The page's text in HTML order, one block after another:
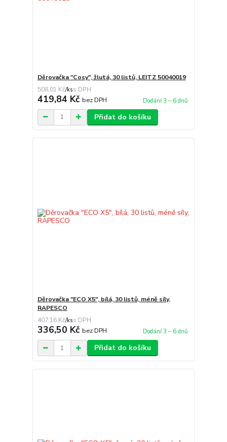
Děrovačka "Cosy", žlutá, 30 listů, LEITZ 50040019
508,01 Kč/ks
419,84 Kč bez DPH Dodání 3 – 6 dnů
Přidat do košíku
Děrovačka "ECO X5", bílá, 30 listů, méně síly,
RAPESCO
407,16 Kč/ks
336,50 Kč bez DPH Dodání 3 – 6 dnů
Přidat do košíku